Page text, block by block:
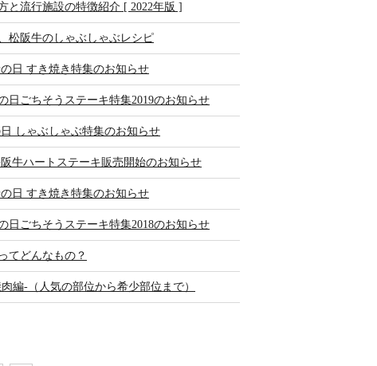
と流行施設の特徴紹介 [ 2022年版 ]
松阪牛のしゃぶしゃぶレシピ
日 すき焼き特集のお知らせ
日ごちそうステーキ特集2019のお知らせ
しゃぶしゃぶ特集のお知らせ
牛ハートステーキ販売開始のお知らせ
日 すき焼き特集のお知らせ
日ごちそうステーキ特集2018のお知らせ
てどんなもの？
編-（人気の部位から希少部位まで）